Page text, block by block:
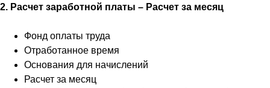
2. Расчет заработной платы – Расчет за месяц
Фонд оплаты труда
Отработанное время
Основания для начислений
Расчет за месяц